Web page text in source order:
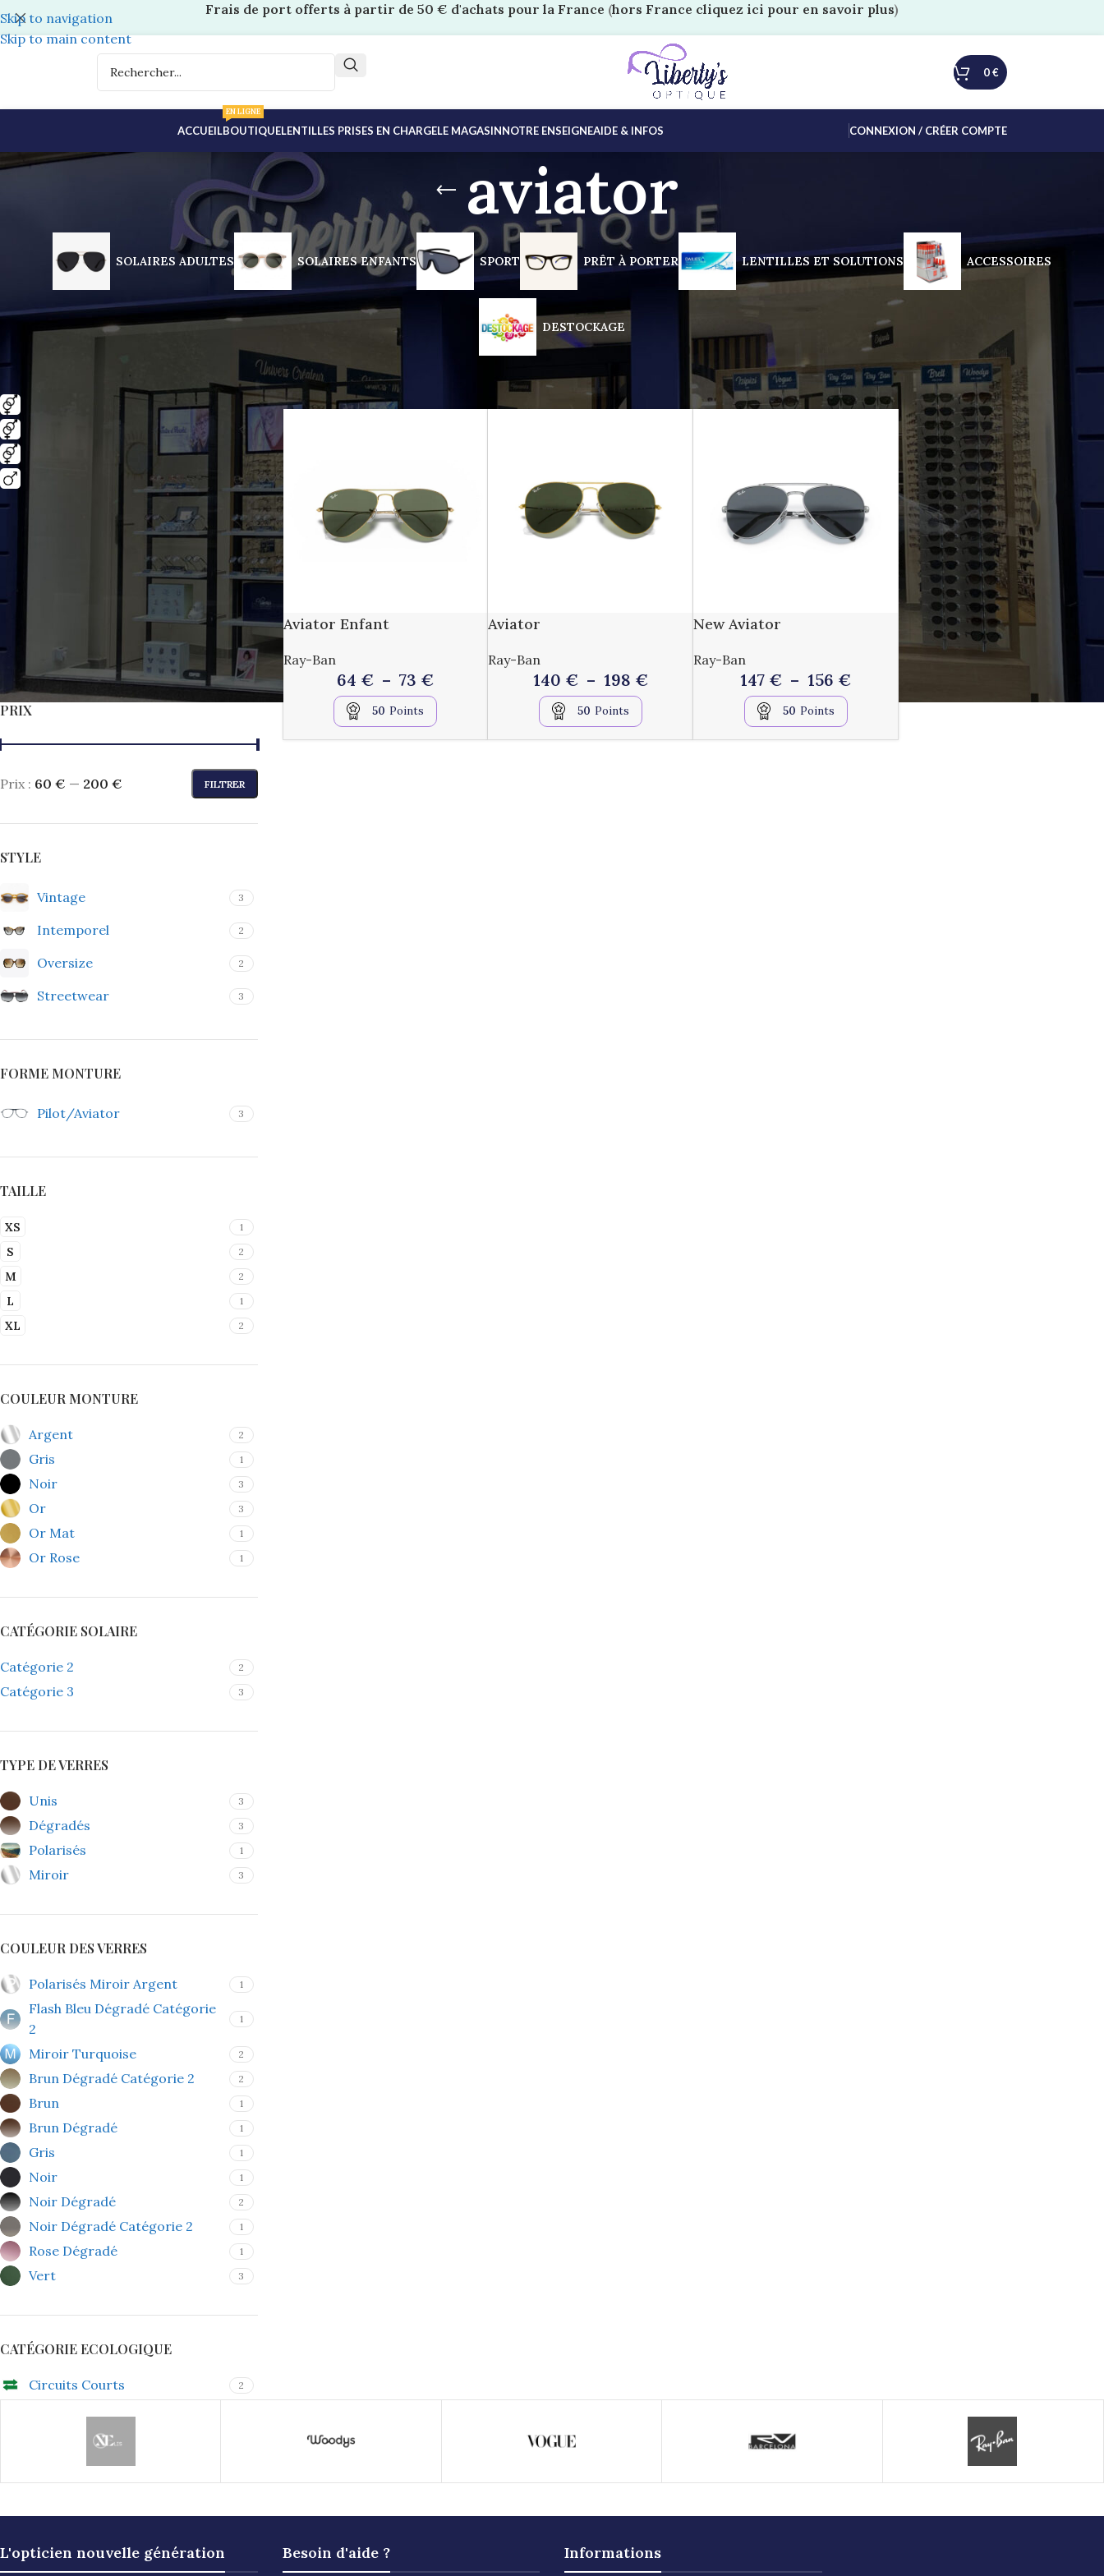
Skip to navigation
Skip to main content
Frais de port offerts à partir de 50 € d'achats pour la France (hors France cliquez ici pour en savoir plus)
0€
ACCUEILBOUTIQUE
EN LIGNE
LENTILLES PRISES EN CHARGELE MAGASINNOTRE ENSEIGNEAIDE & INFOS CONNEXION / CRÉER COMPTE
aviator
SOLAIRES ADULTES SOLAIRES ENFANTS SPORT PRÊT À PORTER LENTILLES ET SOLUTIONS ACCESSOIRES
DESTOCKAGE
GENRE
1
1
AGE
2
PRIX
FILTRER
Prix : 60 € — 200 €
STYLE
Vintage 3
Intemporel 2
Oversize 2
Streetwear 3
FORME MONTURE
Pilot/Aviator 3
TAILLE
XS 1
S 2
M 2
L 1
XL 2
COULEUR MONTURE
Argent 2
Gris 1
Noir 3
Or 3
Or Mat 1
Or Rose 1
CATÉGORIE SOLAIRE
Catégorie 2 2
Catégorie 3 3
TYPE DE VERRES
Unis 3
Dégradés 3
Polarisés 1
Miroir 3
COULEUR DES VERRES
Polarisés Miroir Argent 1
Flash Bleu Dégradé Catégorie
2
1
Miroir Turquoise 2
Brun Dégradé Catégorie 2 2
Brun 1
Brun Dégradé 1
Gris 1
Noir 1
Noir Dégradé 2
Noir Dégradé Catégorie 2 1
Rose Dégradé 1
Vert 3
CATÉGORIE ECOLOGIQUE
Circuits Courts 2
Accueil Boutique Liberty’s
Aviator Enfant
Ray-Ban
64 € – 73 €
50 Points
Aviator
Ray-Ban
140 € – 198 €
50 Points
New Aviator
Ray-Ban
147 € – 156 €
50 Points
L'opticien nouvelle génération Besoin d'aide ? Informations